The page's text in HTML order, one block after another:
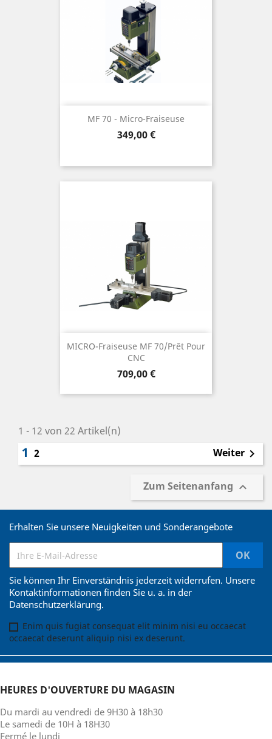
MF 70 - Micro-Fraiseuse
Preis
349,00 €
MICRO-Fraiseuse MF 70/prêt Pour
CNC
Preis
709,00 €
1 - 12 von 22 Artikel(n)
1 2 Weiter 
Zum Seitenanfang 
Erhalten Sie unsere Neuigkeiten und Sonderangebote
Sie können Ihr Einverständnis jederzeit widerrufen. Unsere
Kontaktinformationen finden Sie u. a. in der
Datenschutzerklärung.
Enim quis fugiat consequat elit minim nisi eu occaecat
occaecat deserunt aliquip nisi ex deserunt.
HEURES D'OUVERTURE DU MAGASIN
Du mardi au vendredi de 9H30 à 18h30
Le samedi de 10H à 18H30
Fermé le lundi